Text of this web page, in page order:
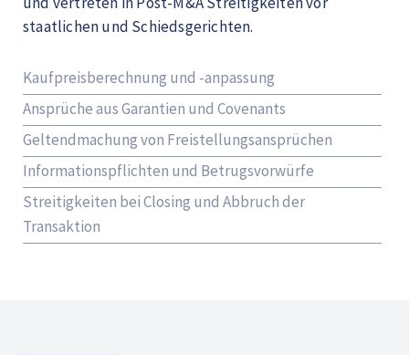
staatlichen und Schiedsgerichten.
Kaufpreisberechnung und -anpassung
Ansprüche aus Garantien und Covenants
Geltendmachung von Freistellungsansprüchen
Informationspflichten und Betrugsvorwürfe
Streitigkeiten bei Closing und Abbruch der
Transaktion